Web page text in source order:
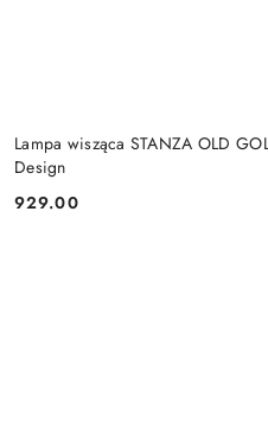
Lampa wisząca STANZA OLD
Design
Cena:
929.00